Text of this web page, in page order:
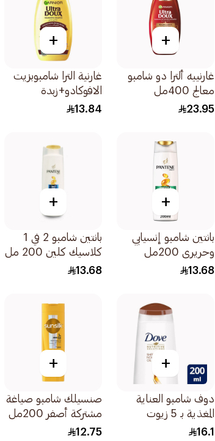
+
غارنييه ألترا دو شامبو
معالج 400مل
23.95
+
غارنية الترا شامبوبزيت
الافوكادو+زبدة
الشيا200مل
13.84
+
بانتين شامبو إنسيابي
وحريري 200مل
13.68
+
بانتين شامبو 2 في 1
كلاسيك كلين 200 مل
13.68
+
دوف شامبو العناية
المغذية بـ 5 زيوت
200مل
16.1
+
صنسيلك شامبو صياغة
مشتركة أصفر 200مل
12.75